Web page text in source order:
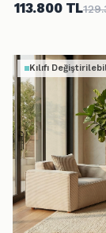
113.800 TL
Kılıfı